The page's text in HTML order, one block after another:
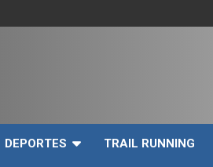
DEPORTES TRAIL RUNNING